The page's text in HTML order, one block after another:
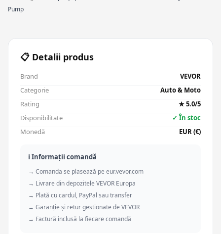
Pump
📋 Detalii produs
Brand
VEVOR
Categorie
Auto & Moto
Rating
★ 5.0/5
Disponibilitate
✓ În stoc
Monedă
EUR (€)
ℹ️ Informații comandă
→ Comanda se plasează pe eur.vevor.com
→ Livrare din depozitele VEVOR Europa
→ Plată cu cardul, PayPal sau transfer
→ Garanție și retur gestionate de VEVOR
→ Factură inclusă la fiecare comandă